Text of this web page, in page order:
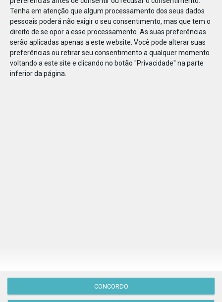
Tenha em atenção que algum processamento dos seus dados
pessoais poderá não exigir o seu consentimento, mas que tem o
direito de se opor a esse processamento. As suas preferências
serão aplicadas apenas a este website. Você pode alterar suas
preferências ou retirar seu consentimento a qualquer momento
voltando a este site e clicando no botão "Privacidade" na parte
inferior da página.
CONCORDO